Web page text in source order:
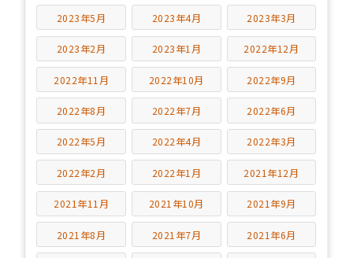
2023年5月 2023年4月 2023年3月
2023年2月 2023年1月 2022年12月
2022年11月 2022年10月 2022年9月
2022年8月 2022年7月 2022年6月
2022年5月 2022年4月 2022年3月
2022年2月 2022年1月 2021年12月
2021年11月 2021年10月 2021年9月
2021年8月 2021年7月 2021年6月